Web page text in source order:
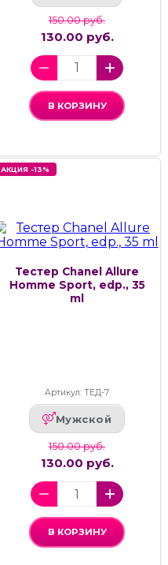
150.00 руб.
130.00 руб.
В КОРЗИНУ
АКЦИЯ -13%
Тестер Chanel Allure
Homme Sport, edp., 35
ml
Артикул: ТЕД-7
Мужской
150.00 руб.
130.00 руб.
В КОРЗИНУ